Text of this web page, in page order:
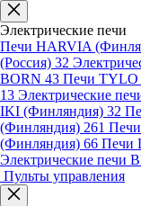
Электрические печи
Печи HARVIA
(Россия) 32
BORN 43 Печи
13 Электрические
IKI (Финляндия) 32
(Финляндия) 261
(Финляндия) 66 Печи
Электрические
Пульты управления